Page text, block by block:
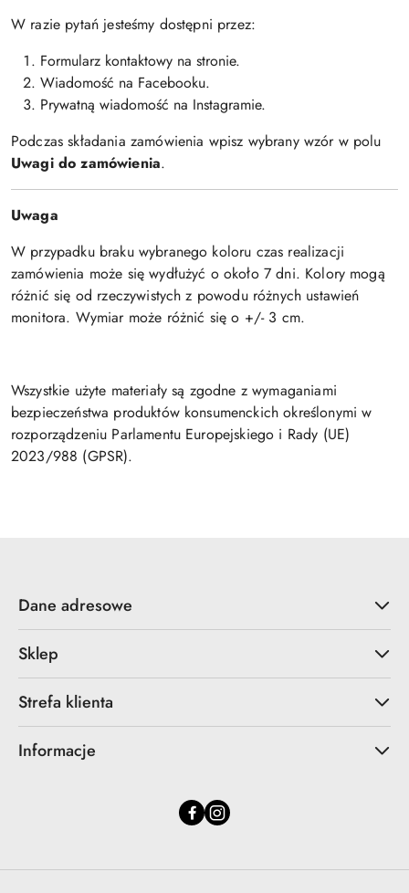
W razie pytań jesteśmy dostępni przez:
Formularz kontaktowy na stronie.
Wiadomość na Facebooku.
Prywatną wiadomość na Instagramie.
Podczas składania zamówienia wpisz wybrany wzór w polu
Uwagi do zamówienia.
Uwaga
W przypadku braku wybranego koloru czas realizacji
zamówienia może się wydłużyć o około 7 dni. Kolory mogą
różnić się od rzeczywistych z powodu różnych ustawień
monitora. Wymiar może różnić się o +/- 3 cm.
Wszystkie użyte materiały są zgodne z wymaganiami
bezpieczeństwa produktów konsumenckich określonymi w
rozporządzeniu Parlamentu Europejskiego i Rady (UE)
2023/988 (GPSR).
Dane adresowe
Sklep
Strefa klienta
Informacje